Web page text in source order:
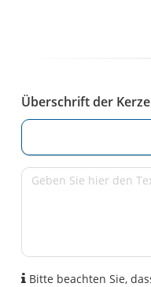
Überschrift der Kerze
Bitte beachten Sie,